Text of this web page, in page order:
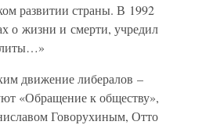
развитии страны. В 1992
о жизни и смерти, учредил
движение либералов –
«Обращение к обществу»,
Говорухиным, Отто